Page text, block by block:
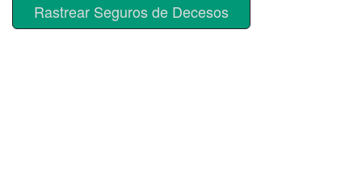
Rastrear Seguros de Decesos